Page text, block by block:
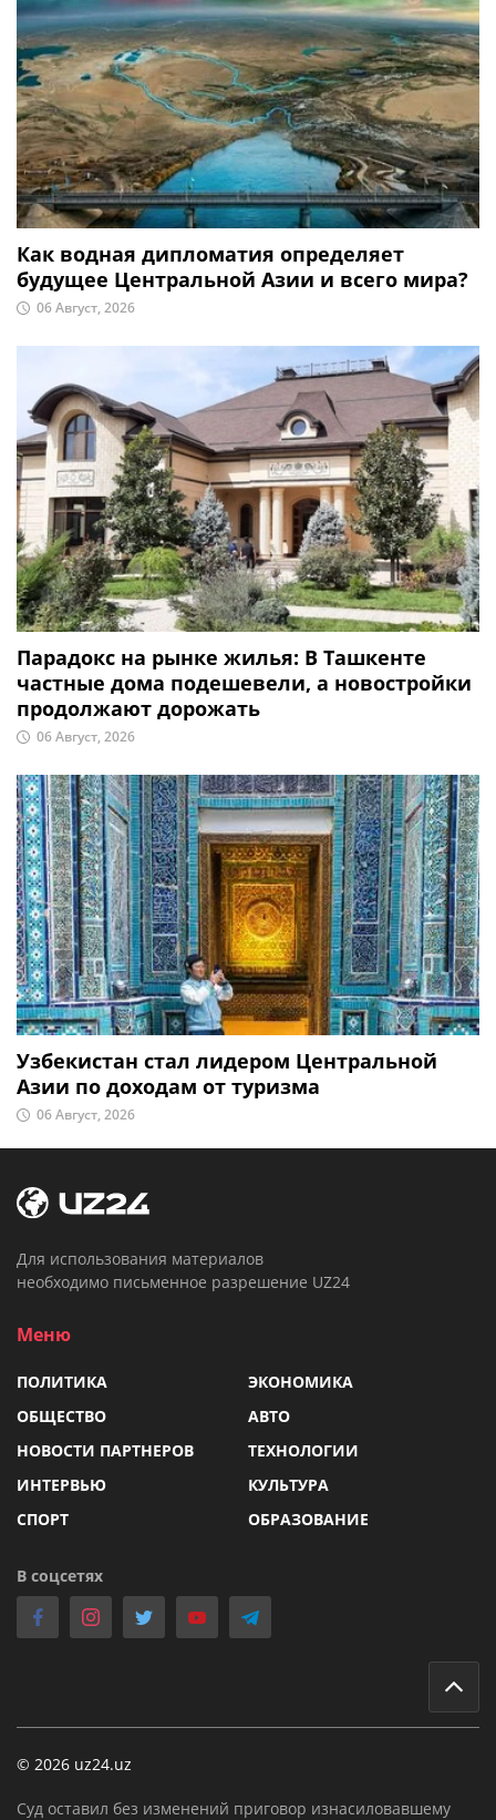
Как водная дипломатия определяет
будущее Центральной Азии и всего мира?
06 Август, 2026
Парадокс на рынке жилья: В Ташкенте
частные дома подешевели, а новостройки
продолжают дорожать
06 Август, 2026
Узбекистан стал лидером Центральной
Азии по доходам от туризма
06 Август, 2026
Для использования материалов
необходимо письменное разрешение UZ24
Меню
ПОЛИТИКА
ЭКОНОМИКА
ОБЩЕСТВО
АВТО
НОВОСТИ ПАРТНЕРОВ
ТЕХНОЛОГИИ
ИНТЕРВЬЮ
КУЛЬТУРА
СПОРТ
ОБРАЗОВАНИЕ
В соцсетях
© 2026 uz24.uz
Суд оставил без изменений приговор изнасиловавшему